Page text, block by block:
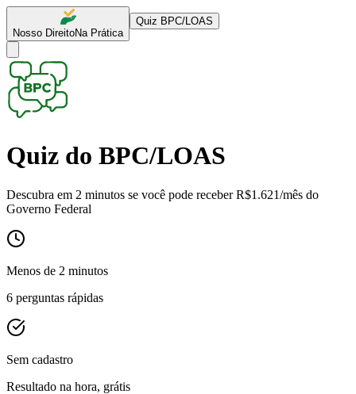
Nosso DireitoNa Prática
Quiz BPC/LOAS
Quiz do BPC/LOAS
Descubra em 2 minutos se você pode receber R$1.621/mês do
Governo Federal
Menos de 2 minutos
6 perguntas rápidas
Sem cadastro
Resultado na hora, grátis